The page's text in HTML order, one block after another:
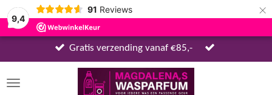
9,4
91 Reviews ×
Gratis verzending vanaf €85,-